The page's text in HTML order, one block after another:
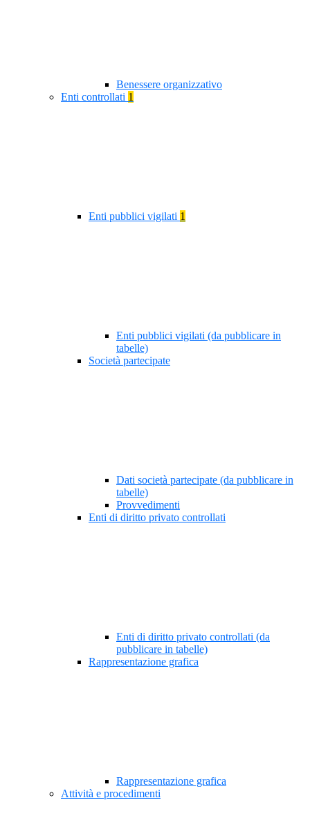
Benessere organizzativo
Enti controllati 1
Enti pubblici vigilati 1
Enti pubblici vigilati (da pubblicare in
tabelle)
Società partecipate
Dati società partecipate (da pubblicare in
tabelle)
Provvedimenti
Enti di diritto privato controllati
Enti di diritto privato controllati (da
pubblicare in tabelle)
Rappresentazione grafica
Rappresentazione grafica
Attività e procedimenti